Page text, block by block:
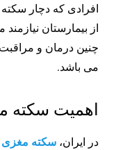
افرادی که دچار
از بیمارستان
چنین درمان و مراقبت
می باشد.
اهمیت سکته
در ایران، سکته مغزی